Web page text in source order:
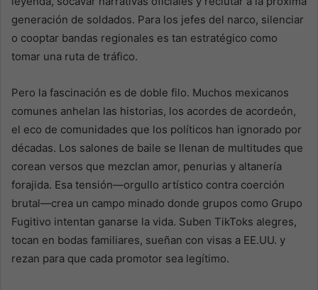
generación de soldados. Para los jefes del narco, silenciar
o cooptar bandas regionales es tan estratégico como
tomar una ruta de tráfico.
Pero la fascinación es de doble filo. Muchos mexicanos
comunes anhelan las historias, los acordes de acordeón,
el eco de comunidades que los políticos han ignorado por
décadas. Los salones de baile se llenan de multitudes que
corean versos que mezclan amor, penurias y altanería
forajida. Esa tensión—orgullo artístico contra coerción
brutal—crea un campo minado donde grupos como Grupo
Fugitivo intentan ganarse la vida. Suben TikToks alegres,
tocan en bodas familiares, sueñan con visas a EE.UU. y
rezan para que cada promotor sea legítimo.